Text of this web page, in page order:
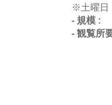
※土曜日
- 規模 :
- 観覧所